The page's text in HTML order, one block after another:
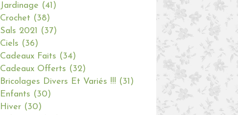
Jardinage (41)
Crochet (38)
Sals 2021
(37)
Ciels (36)
Cadeaux Faits (34)
Cadeaux Offerts (32)
Bricolages Divers Et Variés !!! (31)
Enfants (30)
Hiver (30)